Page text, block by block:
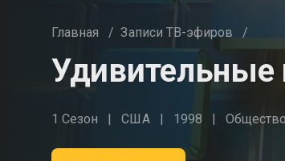
Главная / Записи ТВ-эфиров /
Удивительные
1 Сезон США 1998 Общество